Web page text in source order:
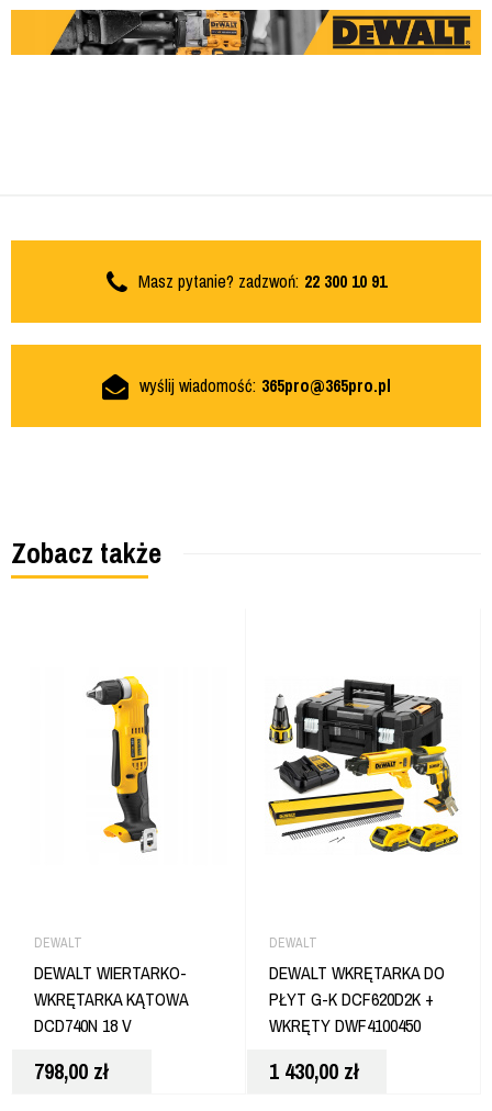
Masz pytanie? zadzwoń: 22 300 10 91
wyślij wiadomość: 365pro@365pro.pl
Zobacz także
DEWALT
DEWALT WIERTARKO-
WKRĘTARKA KĄTOWA
DCD740N 18 V
798,00 zł
DEWALT
DEWALT WKRĘTARKA DO
PŁYT G-K DCF620D2K +
WKRĘTY DWF4100450
1 430,00 zł